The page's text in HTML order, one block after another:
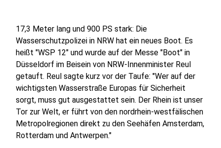
17,3 Meter lang und 900 PS stark: Die
Wasserschutzpolizei in NRW hat ein neues Boot. Es
heißt "WSP 12" und wurde auf der Messe "Boot" in
Düsseldorf im Beisein von NRW-Innenminister Reul
getauft. Reul sagte kurz vor der Taufe: "Wer auf der
wichtigsten Wasserstraße Europas für Sicherheit
sorgt, muss gut ausgestattet sein. Der Rhein ist unser
Tor zur Welt, er führt von den nordrhein-westfälischen
Metropolregionen direkt zu den Seehäfen Amsterdam,
Rotterdam und Antwerpen."